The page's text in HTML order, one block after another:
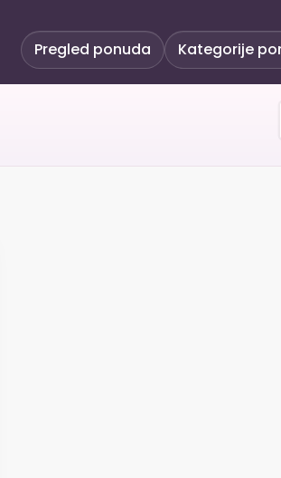
Pregled ponuda Kategorije
u